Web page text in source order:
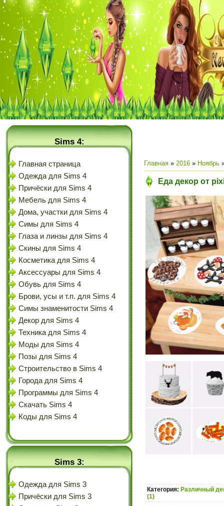
Sims 4:
Главная страница
Одежда для Sims 4
Причёски для Sims 4
Мебель для Sims 4
Дома, участки для Sims 4
Симы для Sims 4
Глаза и линзы для Sims 4
Скины для Sims 4
Косметика для Sims 4
Аксессуары для Sims 4
Обувь для Sims 4
Брови, усы и т.п. для Sims 4
Симы знаменитости Sims 4
Декор для Sims 4
Техника для Sims 4
Моды для Sims 4
Позы для Sims 4
Строительство в Sims 4
Города для Sims 4
Программы для Sims 4
Скачать Sims 4
Коды для Sims 4
Sims 3:
Одежда для Sims 3
Причёски для Sims 3
Главная » 2016 » Ноябрь
Еда декор от
Категория: Различный
(1)